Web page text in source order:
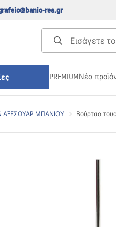
rea.gr
PREMIUMΝέα
ΑΞΕΣΟΥΑΡ ΜΠΑΝΙΟΥ Βούρτσα